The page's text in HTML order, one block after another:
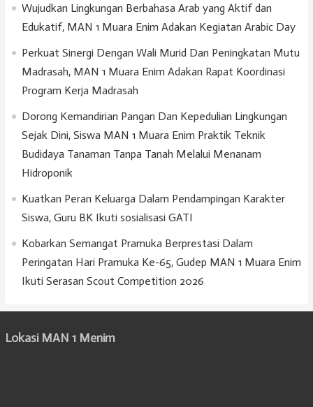
Wujudkan Lingkungan Berbahasa Arab yang Aktif dan
Edukatif, MAN 1 Muara Enim Adakan Kegiatan Arabic Day
Perkuat Sinergi Dengan Wali Murid Dan Peningkatan Mutu
Madrasah, MAN 1 Muara Enim Adakan Rapat Koordinasi
Program Kerja Madrasah
Dorong Kemandirian Pangan Dan Kepedulian Lingkungan
Sejak Dini, Siswa MAN 1 Muara Enim Praktik Teknik
Budidaya Tanaman Tanpa Tanah Melalui Menanam
Hidroponik
Kuatkan Peran Keluarga Dalam Pendampingan Karakter
Siswa, Guru BK Ikuti sosialisasi GATI
Kobarkan Semangat Pramuka Berprestasi Dalam
Peringatan Hari Pramuka Ke-65, Gudep MAN 1 Muara Enim
Ikuti Serasan Scout Competition 2026
Lokasi MAN 1 Menim